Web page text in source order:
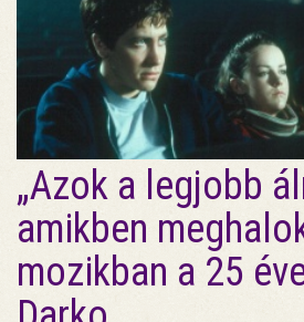
„Azok a legjobb
amikben
mozikban a 25